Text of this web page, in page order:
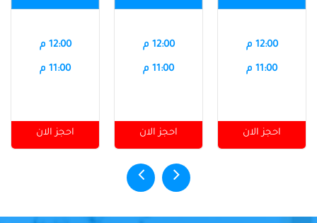
12:00 م
11:00 م
احجز الان
12:00 م
11:00 م
احجز الان
12:00 م
11:00 م
احجز الان